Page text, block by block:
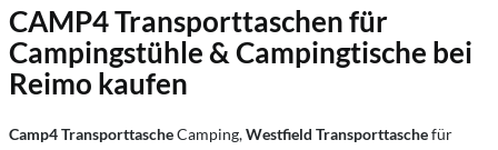
CAMP4 Transporttaschen für
Campingstühle & Campingtische bei
Reimo kaufen
Camp4 TransporttascheCamping,Westfield Transporttaschefür